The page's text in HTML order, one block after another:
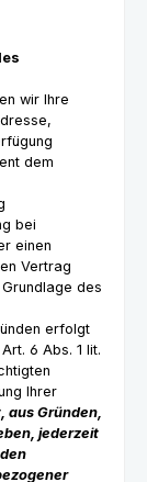
wir Ihre
dem
bei
einen
Vertrag
des
erfolgt
6 Abs. 1 lit.
Ihrer
aus Gründen,
jederzeit